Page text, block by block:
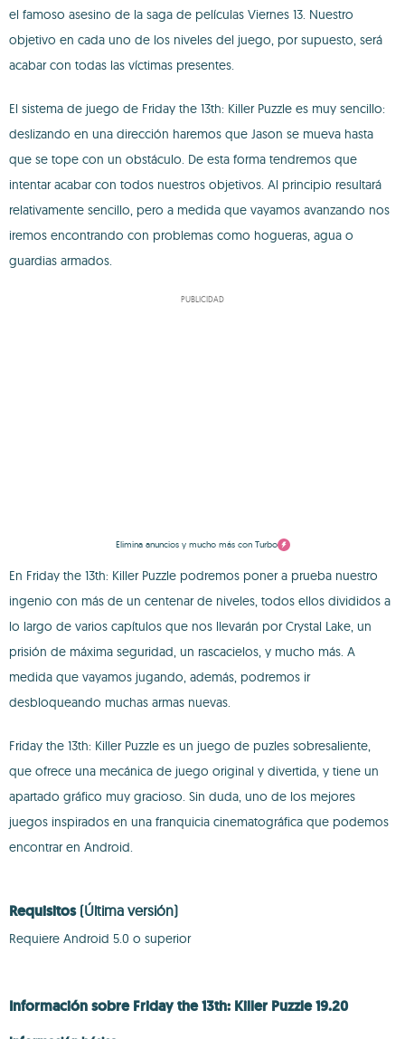
el famoso asesino de la saga de películas Viernes 13. Nuestro
objetivo en cada uno de los niveles del juego, por supuesto, será
acabar con todas las víctimas presentes.
El sistema de juego de Friday the 13th: Killer Puzzle es muy sencillo:
deslizando en una dirección haremos que Jason se mueva hasta
que se tope con un obstáculo. De esta forma tendremos que
intentar acabar con todos nuestros objetivos. Al principio resultará
relativamente sencillo, pero a medida que vayamos avanzando nos
iremos encontrando con problemas como hogueras, agua o
guardias armados.
PUBLICIDAD
Elimina anuncios y mucho más con Turbo
En Friday the 13th: Killer Puzzle podremos poner a prueba nuestro
ingenio con más de un centenar de niveles, todos ellos divididos a
lo largo de varios capítulos que nos llevarán por Crystal Lake, un
prisión de máxima seguridad, un rascacielos, y mucho más. A
medida que vayamos jugando, además, podremos ir
desbloqueando muchas armas nuevas.
Friday the 13th: Killer Puzzle es un juego de puzles sobresaliente,
que ofrece una mecánica de juego original y divertida, y tiene un
apartado gráfico muy gracioso. Sin duda, uno de los mejores
juegos inspirados en una franquicia cinematográfica que podemos
encontrar en Android.
Requisitos (Última versión)
Requiere Android 5.0 o superior
Información sobre Friday the 13th: Killer Puzzle 19.20